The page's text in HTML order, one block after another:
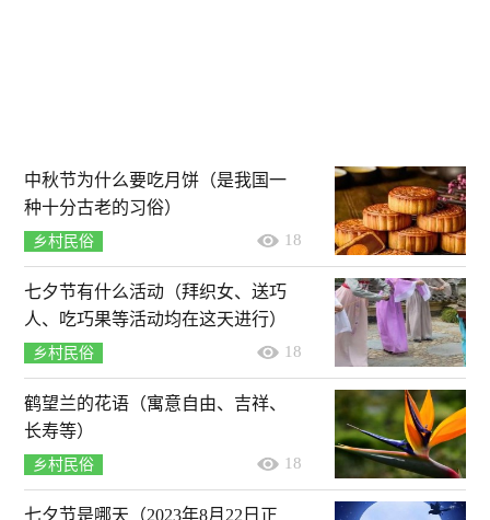
中秋节为什么要吃月饼（是我国一
种十分古老的习俗）
乡村民俗 18
七夕节有什么活动（拜织女、送巧
人、吃巧果等活动均在这天进行）
乡村民俗 18
鹤望兰的花语（寓意自由、吉祥、
长寿等）
乡村民俗 18
七夕节是哪天（2023年8月22日正